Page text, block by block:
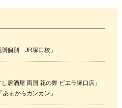
渕個別 JR塚口校」
居酒屋 両国 花の舞 ビエラ塚口店」
あまからカンカン」